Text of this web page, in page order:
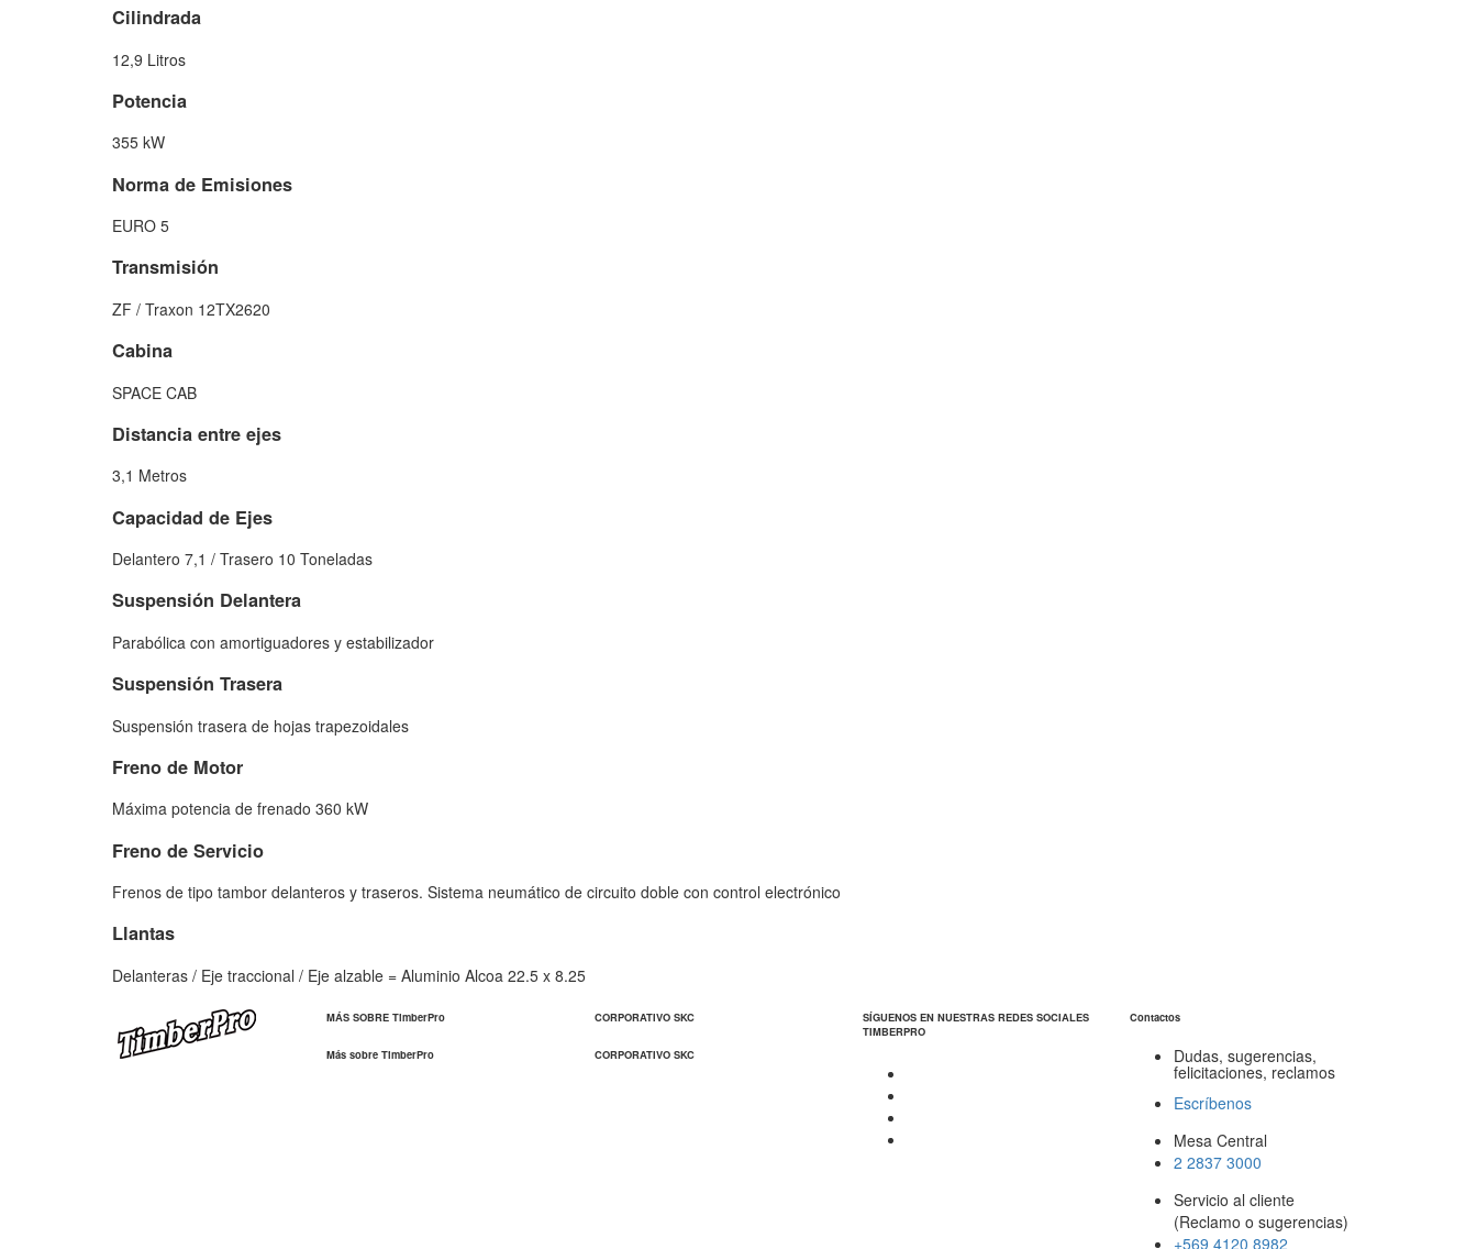
Cilindrada
12,9 Litros
Potencia
355 kW
Norma de Emisiones
EURO 5
Transmisión
ZF / Traxon 12TX2620
Cabina
SPACE CAB
Distancia entre ejes
3,1 Metros
Capacidad de Ejes
Delantero 7,1 / Trasero 10 Toneladas
Suspensión Delantera
Parabólica con amortiguadores y estabilizador
Suspensión Trasera
Suspensión trasera de hojas trapezoidales
Freno de Motor
Máxima potencia de frenado 360 kW
Freno de Servicio
Frenos de tipo tambor delanteros y traseros. Sistema neumático de circuito doble con control electrónico
Llantas
Delanteras / Eje traccional / Eje alzable = Aluminio Alcoa 22.5 x 8.25
MÁS SOBRE TimberPro
Más sobre TimberPro
CORPORATIVO SKC
CORPORATIVO SKC
SÍGUENOS EN NUESTRAS REDES SOCIALES
TIMBERPRO
Contactos
Dudas, sugerencias,
felicitaciones, reclamos
Escríbenos
Mesa Central
2 2837 3000
Servicio al cliente
(Reclamo o sugerencias)
+569 4120 8982